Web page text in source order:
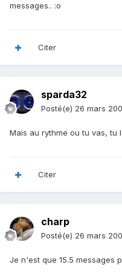
messages.. :o
Citer
sparda32
Posté(e) 26 mars
Mais au rythme ou tu vas, tu
Citer
charp
Posté(e) 26 mars
Je n'est que 15.5 messages